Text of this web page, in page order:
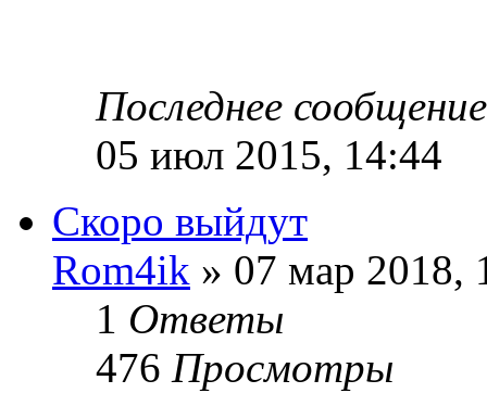
Последнее
05 июл 2015, 14:44
Скоро выйдут
Rom4ik » 07 мар 2018,
1 Ответы
476 Просмотры